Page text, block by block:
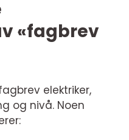
«fagbrev
elektriker,
og nivå. Noen